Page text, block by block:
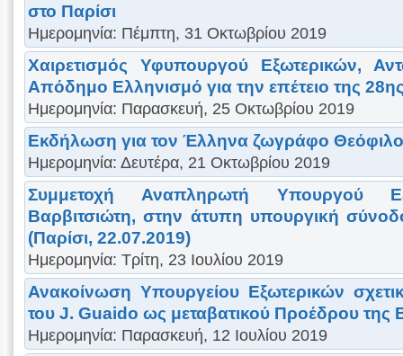
στο Παρίσι
Ημερομηνία: Πέμπτη, 31 Οκτωβρίου 2019
Χαιρετισμός Υφυπουργού Εξωτερικών,
Απόδημο Ελληνισμό για την επέτειο της
Ημερομηνία: Παρασκευή, 25 Οκτωβρίου 2019
Εκδήλωση για τον Έλληνα ζωγράφο Θεόφιλο
Ημερομηνία: Δευτέρα, 21 Οκτωβρίου 2019
Συμμετοχή Αναπληρωτή Υπουργού
Βαρβιτσιώτη, στην άτυπη υπουργική
(Παρίσι, 22.07.2019)
Ημερομηνία: Τρίτη, 23 Ιουλίου 2019
Ανακοίνωση Υπουργείου Εξωτερικών
του J. Guaido ως μεταβατικού Προέδρου της
Ημερομηνία: Παρασκευή, 12 Ιουλίου 2019